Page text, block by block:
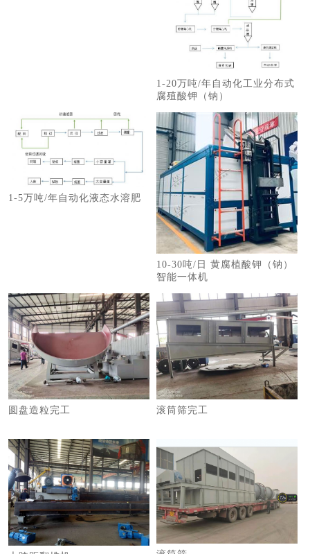
1-20万吨/年自动化工业分布式
腐殖酸钾（钠）
1-5万吨/年自动化液态水溶肥
10-30吨/日 黄腐植酸钾（钠）
智能一体机
圆盘造粒完工 滚筒筛完工